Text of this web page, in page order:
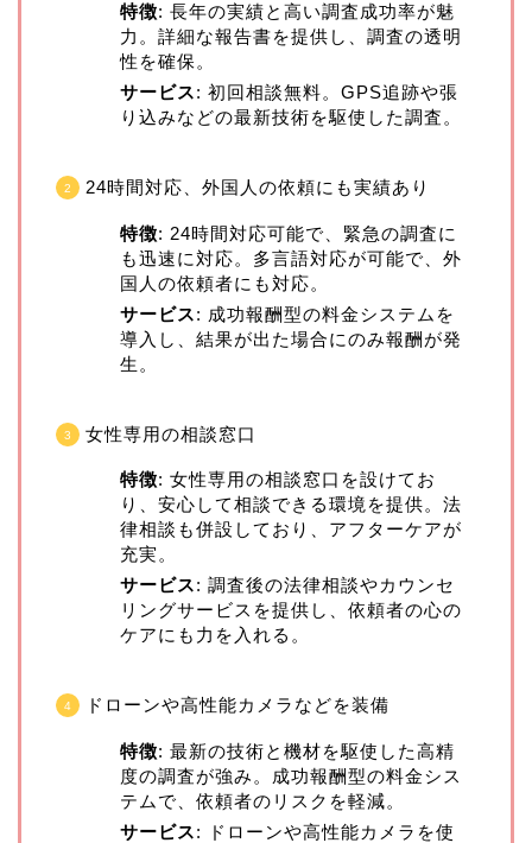
特徴: 長年の実績と高い調査成功率が魅
力。詳細な報告書を提供し、調査の透明
性を確保。
サービス: 初回相談無料。GPS追跡や張
り込みなどの最新技術を駆使した調査。
24時間対応、外国人の依頼にも実績あり
特徴: 24時間対応可能で、緊急の調査に
も迅速に対応。多言語対応が可能で、外
国人の依頼者にも対応。
サービス: 成功報酬型の料金システムを
導入し、結果が出た場合にのみ報酬が発
生。
女性専用の相談窓口
特徴: 女性専用の相談窓口を設けてお
り、安心して相談できる環境を提供。法
律相談も併設しており、アフターケアが
充実。
サービス: 調査後の法律相談やカウンセ
リングサービスを提供し、依頼者の心の
ケアにも力を入れる。
ドローンや高性能カメラなどを装備
特徴: 最新の技術と機材を駆使した高精
度の調査が強み。成功報酬型の料金シス
テムで、依頼者のリスクを軽減。
サービス: ドローンや高性能カメラを使